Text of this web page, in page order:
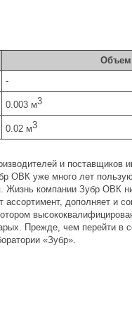
Объем
-
0.003 м3
0.02 м3
и поставщиков
ОВК уже много лет
Жизнь компании Зубр ОВК
ассортимент, дополняет и
Прежде, чем перейти в
«Зубр».